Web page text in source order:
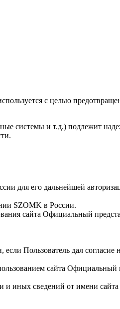
с целью
системы и т.д.) подлежит
для его дальнейшей
SZOMK в России.
сайта Официальный
Пользователь дал согласие
сайта
и иных сведений от имени